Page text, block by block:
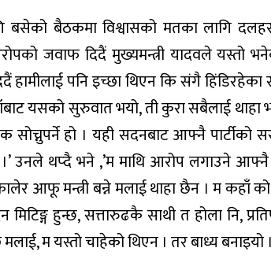
बसेको बैठकमा विश्वासको मतका लागि
जवाफ दिदैं मुख्यमन्त्री यादवले यस्तो
पनि इच्छा थिएन कि संगै हिंडिरहेका
यसको सुरुवात भयो, ती कुरा सबैलाई
सोच्नुपर्ने हो । यही सदनबाट आफ्नै
उनले थप्दै भने ,’म माथि आरोप लगाउने
आफू मन्त्री बन्ने मलाई थाहा छैन । म कहाँ
हुन्छ, सत्तारुढकै साथी त होला नि,
मलाई, म यस्तो चाहेको थिएन । तर बाध्य बनाइयो